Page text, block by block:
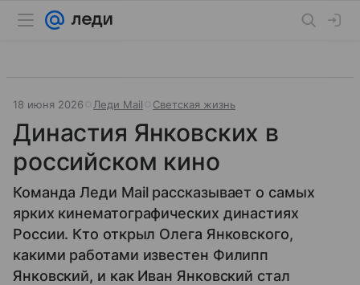
18 июня 2026 Леди Mail Светская жизнь
Династия Янковских в
российском кино
Команда Леди Mail рассказывает о самых
ярких кинематографических династиях
России. Кто открыл Олега Янковского,
какими работами известен Филипп
Янковский, и как Иван Янковский стал